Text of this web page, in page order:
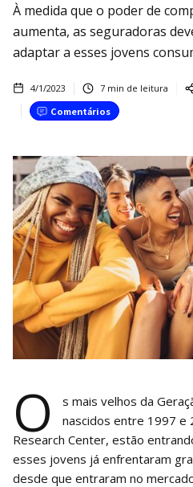
À medida que o poder de
aumenta, as seguradoras
adaptar a esses jovens
4/1/2023 7 min de leitura
Comentários
O
s mais velhos da
nascidos entre 1997 e
Research Center, estão
esses jovens já enfrentaram
desde que entraram no